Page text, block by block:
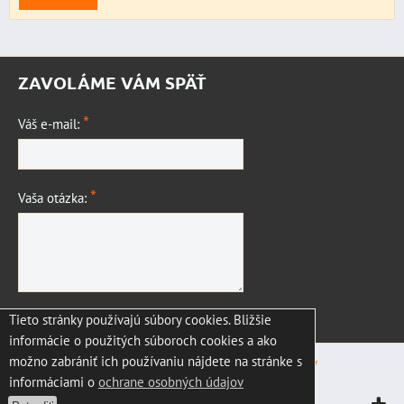
ZAVOLÁME VÁM SPÄŤ
Váš e-mail: *
Vaša otázka: *
Odoslať
Predvoľby súkromia
Zásady ochrany osobných údajov
Tieto stránky používajú súbory cookies. Bližšie
informácie o použitých súboroch cookies a ako
možno zabrániť ich používaniu nájdete na stránke s
informáciami o ochrane osobných údajov